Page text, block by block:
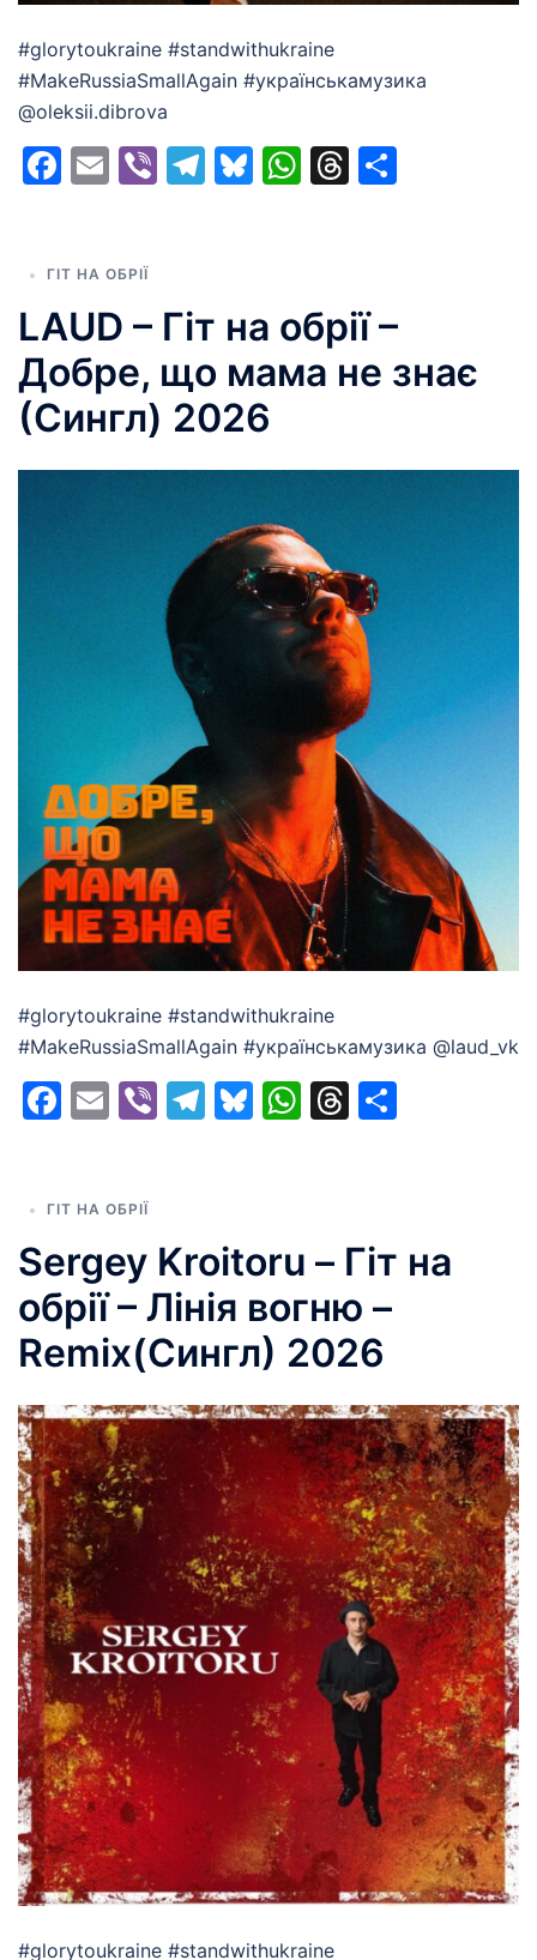
#glorytoukraine #standwithukraine
#MakeRussiaSmallAgain #українськамузика
@oleksii.dibrova
Facebook
EmailViberTelegram
Bluesky
WhatsApp
Threads
ГІТ НА ОБРІЇ
LAUD – Гіт на обрії –
Добре, що мама не знає
(Сингл) 2026
#glorytoukraine #standwithukraine
#MakeRussiaSmallAgain #українськамузика @laud_vk
Facebook
EmailViberTelegram
Bluesky
WhatsApp
Threads
ГІТ НА ОБРІЇ
Sergey Kroitoru – Гіт на
обрії – Лінія вогню –
Remix(Сингл) 2026
#glorytoukraine #standwithukraine